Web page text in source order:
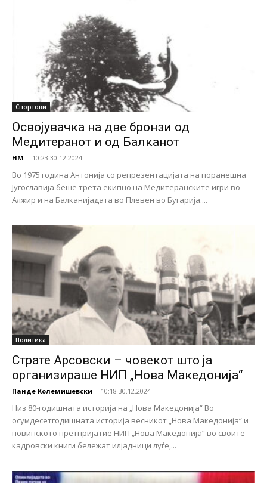
Спортови
Освојувачка на две бронзи од
Медитеранот и од Балканот
НМ - 10:23 30.12.2024
Во 1975 година Антонија со репрезентацијата на поранешна
Југославија беше трета екипно на Медитеранските игри во
Алжир и на Балканијадата во Плевен во Бугарија....
Политика
Страте Арсовски – човекот што ја
организираше НИП „Нова Македонија“
Панде Колемишевски - 10:18 30.12.2024
Низ 80-годишната историја на „Нова Македонија“ Во
осумдесетгодишната историја весникот „Нова Македонија“ и
новинското претпријатие НИП „Нова Македонија“ во своите
кадровски книги бележат илјадници луѓе,...